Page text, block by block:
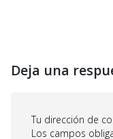
Deja una
Tu dirección de
Los campos